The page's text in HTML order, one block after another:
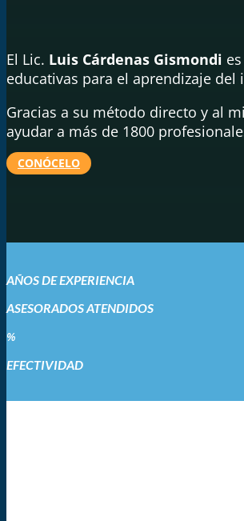
El Lic. Luis Cárdenas Gismondi
educativas para el aprendizaje
Gracias a su método directo y al
ayudar a más de 1800
CONÓCELO
AÑOS DE EXPERIENCIA
ASESORADOS ATENDIDOS
%
EFECTIVIDAD